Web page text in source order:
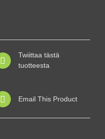
Twiittaa tästä
tuotteesta
Email This Product